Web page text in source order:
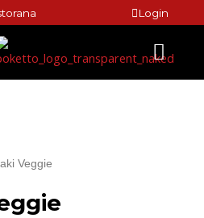
Login
Menu
Veggie